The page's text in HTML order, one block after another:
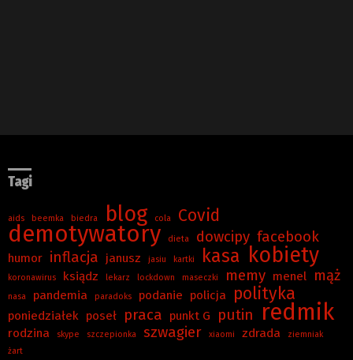
Tagi
aids beemka biedra blog cola Covid
demotywatory dieta dowcipy facebook
humor inflacja janusz jasiu kartki kasa kobiety
koronawirus ksiądz lekarz lockdown maseczki memy menel mąż
nasa pandemia paradoks podanie policja polityka
poniedziałek poseł praca punkt G putin redmik
rodzina skype szczepionka szwagier xiaomi zdrada
ziemniak
żart